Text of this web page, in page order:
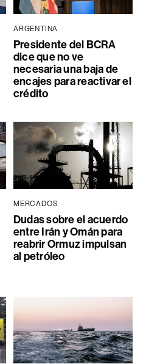
ARGENTINA
Presidente del BCRA
dice que no ve
necesaria una baja de
encajes para reactivar el
crédito
MERCADOS
Dudas sobre el acuerdo
entre Irán y Omán para
reabrir Ormuz impulsan
al petróleo